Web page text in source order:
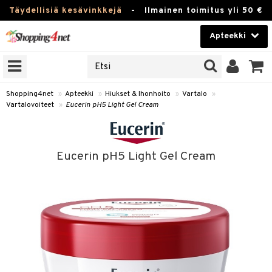
Täydellisiä kesävinkkejä - Ilmainen toimitus yli 50 €
Apteekki
Kauneudenhoito
Piilolinssit
Lelut, Lapsi & Vauva
Kampanjat
Shopping4net » Apteekki » Hiukset & Ihonhoito » Vartalo
»
Vartalovoiteet » Eucerin pH5 Light Gel Cream
Eucerin pH5 Light Gel Cream